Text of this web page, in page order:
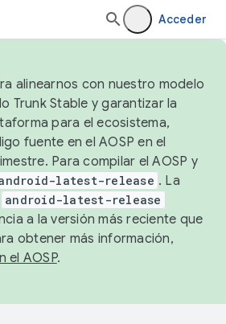
Acceder
alinearnos con nuestro modelo
Trunk Stable y garantizar la
para el ecosistema,
fuente en el AOSP en el
Para compilar el AOSP y
latest-release . La
android-latest-release
a la versión más reciente que
obtener más información,
el AOSP.